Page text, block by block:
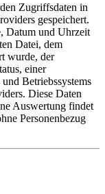
Zugriffsdaten in
gespeichert.
Datum und Uhrzeit
Datei, dem
wurde, der
einer
Betriebssystems
Diese Daten
Auswertung findet
Personenbezug